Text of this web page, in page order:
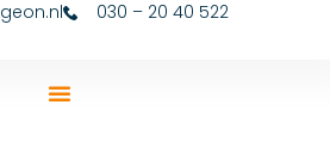
030 – 20 40 522